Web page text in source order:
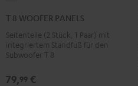
WOOFER
PANELS
Weiß
T 8 WOOFER PANELS
Seitenteile (2 Stück, 1 Paar) mit
integriertem Standfuß für den
Subwoofer T 8
79,99 €